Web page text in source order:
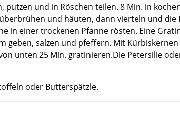
putzen und in Röschen teilen. 8 Min. in
und häuten, dann vierteln und die
in einer trockenen Pfanne rösten. Eine
geben, salzen und pfeffern. Mit
unten 25 Min. gratinieren.Die Petersilie
oder Butterspätzle.